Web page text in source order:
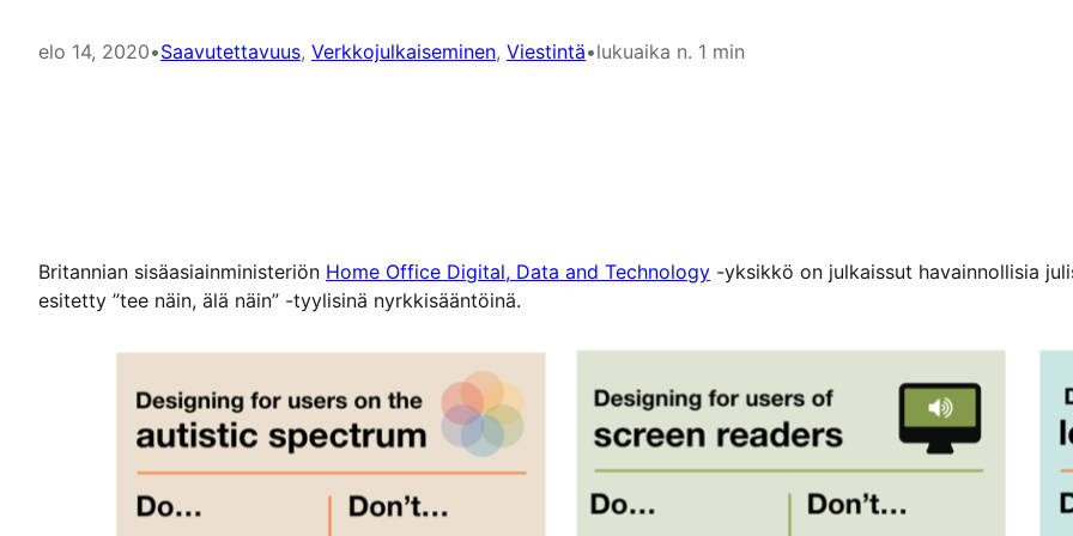
elo 14, 2020•Saavutettavuus, Verkkojulkaiseminen, Viestintä•lukuaika n. 1 min
Britannian sisäasiainministeriön Home Office Digital, Data and Technology -yksikkö on julkaissut havainnollisia
esitetty ”tee näin, älä näin” -tyylisinä nyrkkisääntöinä.